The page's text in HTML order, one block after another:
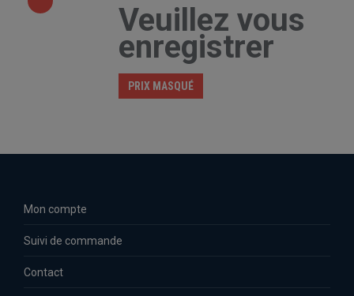
Veuillez vous
enregistrer
PRIX MASQUÉ
Mon compte
Suivi de commande
Contact